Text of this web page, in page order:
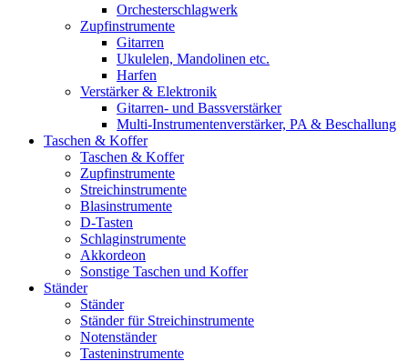
Orchesterschlagwerk
Zupfinstrumente
Gitarren
Ukulelen, Mandolinen etc.
Harfen
Verstärker & Elektronik
Gitarren- und Bassverstärker
Multi-Instrumentenverstärker, PA & Beschallung
Taschen & Koffer
Taschen & Koffer
Zupfinstrumente
Streichinstrumente
Blasinstrumente
D-Tasten
Schlaginstrumente
Akkordeon
Sonstige Taschen und Koffer
Ständer
Ständer
Ständer für Streichinstrumente
Notenständer
Tasteninstrumente